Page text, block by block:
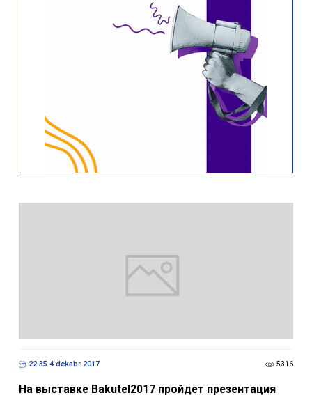
22:35 4 dekabr 2017 5316
На выставке Bakutel2017 пройдет презентация